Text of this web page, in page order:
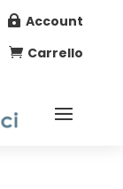
 Account
 Carrello